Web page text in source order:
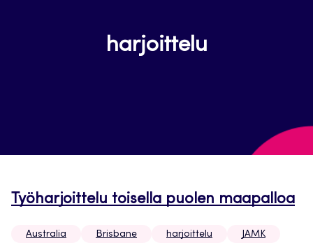
harjoittelu
Työharjoittelu toisella puolen maapalloa
Australia Brisbane harjoittelu
JAMK